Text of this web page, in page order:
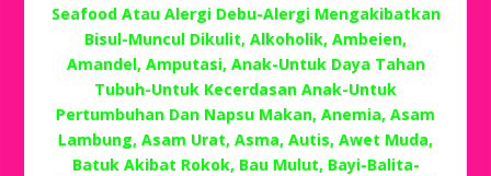
Seafood Atau Alergi Debu-Alergi Mengakibatkan
Bisul-Muncul Dikulit, Alkoholik, Ambeien,
Amandel, Amputasi, Anak-Untuk Daya Tahan
Tubuh-Untuk Kecerdasan Anak-Untuk
Pertumbuhan Dan Napsu Makan, Anemia, Asam
Lambung, Asam Urat, Asma, Autis, Awet Muda,
Batuk Akibat Rokok, Bau Mulut, Bayi-Balita-